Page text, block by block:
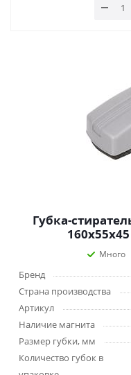
Губка-
Много
Бренд
Страна производства
Артикул
Наличие магнита
Размер губки, мм
Количество губок в